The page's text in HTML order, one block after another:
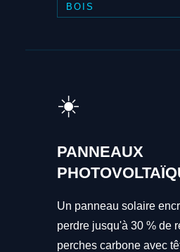
BOIS
☀️
PANNEAUX
Un panneau solaire
perdre jusqu'à 30 % de
perches carbone avec